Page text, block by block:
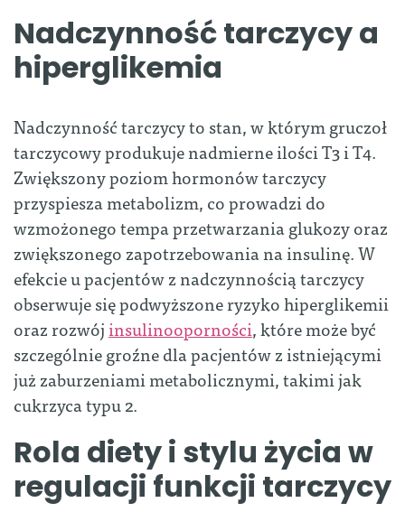
Nadczynność tarczycy a
hiperglikemia
Nadczynność tarczycy to stan, w którym gruczoł
tarczycowy produkuje nadmierne ilości T3 i T4.
Zwiększony poziom hormonów tarczycy
przyspiesza metabolizm, co prowadzi do
wzmożonego tempa przetwarzania glukozy oraz
zwiększonego zapotrzebowania na insulinę. W
efekcie u pacjentów z nadczynnością tarczycy
obserwuje się podwyższone ryzyko hiperglikemii
oraz rozwójinsulinooporności, które może być
szczególnie groźne dla pacjentów z istniejącymi
już zaburzeniami metabolicznymi, takimi jak
cukrzyca typu 2.
Rola diety i stylu życia w
regulacji funkcji tarczycy